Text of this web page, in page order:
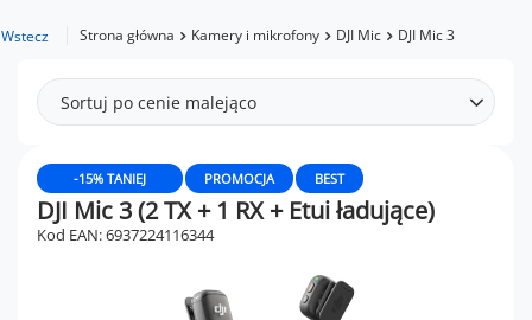
Wstecz Strona główna Kamery i mikrofony DJI Mic DJI Mic 3
Sortuj po cenie malejąco
PROMOCJA BEST
-15% TANIEJ
DJI Mic 3 (2 TX + 1 RX + Etui ładujące)
Kod EAN: 6937224116344